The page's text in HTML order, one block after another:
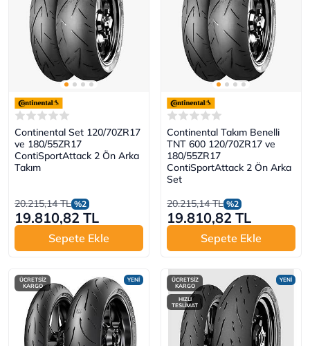
Continental Set 120/70ZR17
ve 180/55ZR17
ContiSportAttack 2 Ön Arka
Takım
20.215,14 TL %2
19.810,82 TL
Sepete Ekle
Continental Takım Benelli
TNT 600 120/70ZR17 ve
180/55ZR17
ContiSportAttack 2 Ön Arka
Set
20.215,14 TL %2
19.810,82 TL
Sepete Ekle
YENİ
ÜCRETSİZ
KARGO
YENİ
ÜCRETSİZ
KARGO
HIZLI
TESLİMAT